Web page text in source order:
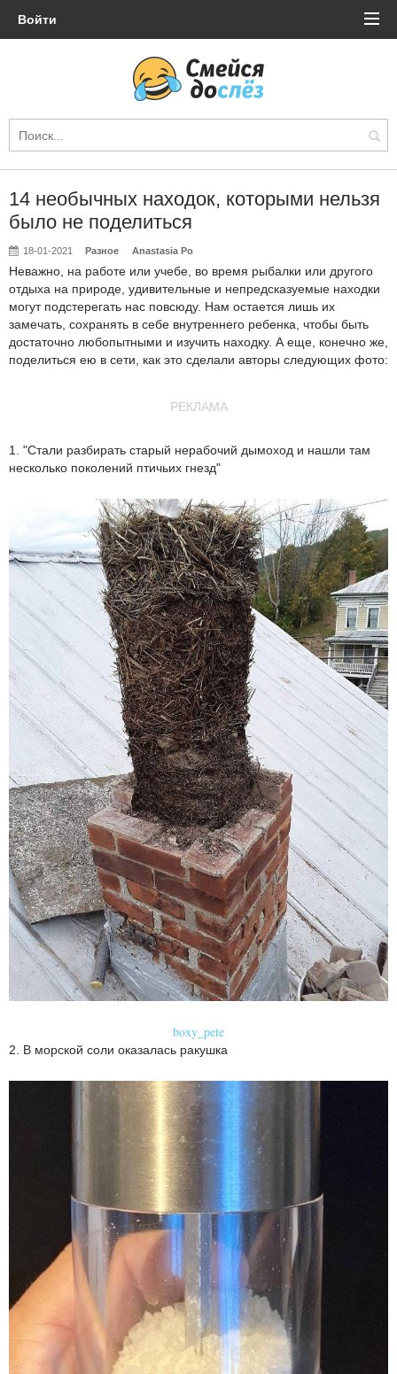
Войти
14 необычных находок, которыми нельзя
было не поделиться
18-01-2021 Разное Anastasia Po
Неважно, на работе или учебе, во время рыбалки или другого
отдыха на природе, удивительные и непредсказуемые находки
могут подстерегать нас повсюду. Нам остается лишь их
замечать, сохранять в себе внутреннего ребенка, чтобы быть
достаточно любопытными и изучить находку. А еще, конечно же,
поделиться ею в сети, как это сделали авторы следующих фото:
РЕКЛАМА
1. "Стали разбирать старый нерабочий дымоход и нашли там
несколько поколений птичьих гнезд"
boxy_pete
2. В морской соли оказалась ракушка